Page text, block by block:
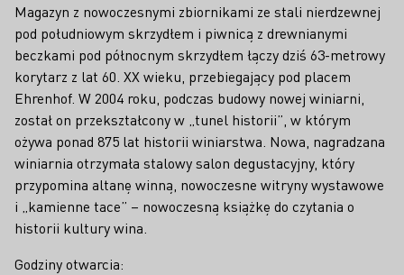
Magazyn z nowoczesnymi zbiornikami ze stali nierdzewnej
pod południowym skrzydłem i piwnicą z drewnianymi
beczkami pod północnym skrzydłem łączy dziś 63-metrowy
korytarz z lat 60. XX wieku, przebiegający pod placem
Ehrenhof. W 2004 roku, podczas budowy nowej winiarni,
został on przekształcony w „tunel historii”, w którym
ożywa ponad 875 lat historii winiarstwa. Nowa, nagradzana
winiarnia otrzymała stalowy salon degustacyjny, który
przypomina altanę winną, nowoczesne witryny wystawowe
i „kamienne tace” – nowoczesną książkę do czytania o
historii kultury wina.
Godziny otwarcia: